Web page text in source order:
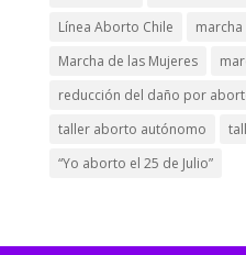
Línea Aborto Chile
Marcha de las Mujeres
reducción del daño por
taller aborto autónomo
“Yo aborto el 25 de Julio”